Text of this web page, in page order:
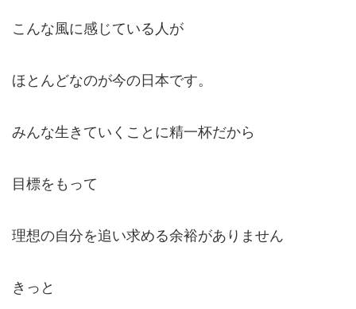
こんな風に感じている人が
ほとんどなのが今の日本です。
みんな生きていくことに精一杯だから
目標をもって
理想の自分を追い求める余裕がありません
きっと